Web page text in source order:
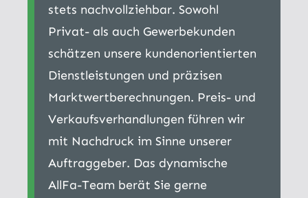
stets nachvollziehbar. Sowohl
Privat- als auch Gewerbekunden
schätzen unsere kundenorientierten
Dienstleistungen und präzisen
Marktwertberechnungen. Preis- und
Verkaufsverhandlungen führen wir
mit Nachdruck im Sinne unserer
Auftraggeber. Das dynamische
AllFa-Team berät Sie gerne